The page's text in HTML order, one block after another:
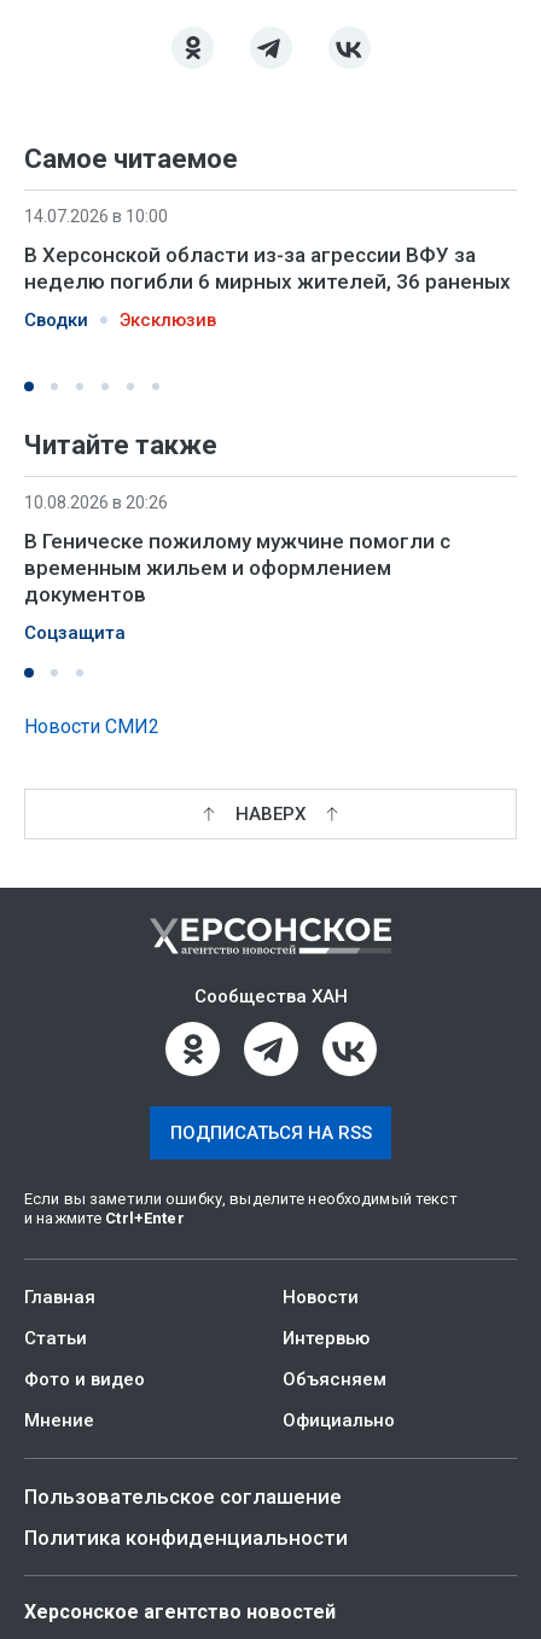
Самое читаемое
14.07.2026 в 10:00
В Херсонской области из-за агрессии ВФУ за
неделю погибли 6 мирных жителей, 36 раненых
Сводки Эксклюзив
Читайте также
10.08.2026 в 20:26
В Геническе пожилому мужчине помогли с
временным жильем и оформлением
документов
Соцзащита
Новости СМИ2
НАВЕРХ
Сообщества ХАН
ПОДПИСАТЬСЯ НА RSS
Если вы заметили ошибку, выделите необходимый текст
и нажмите Ctrl +Enter
Главная
Новости
Статьи
Интервью
Фото и видео
Объясняем
Мнение
Официально
Пользовательское соглашение
Политика конфиденциальности
Херсонское агентство новостей